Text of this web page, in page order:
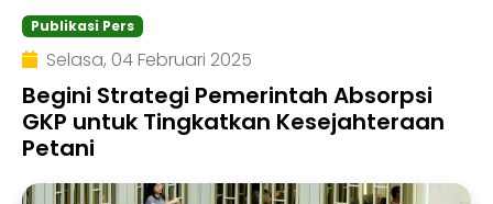
Publikasi Pers
Selasa, 04 Februari 2025
Begini Strategi Pemerintah Absorpsi
GKP untuk Tingkatkan Kesejahteraan
Petani